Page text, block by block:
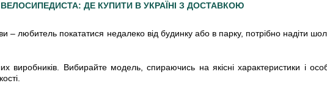
ДЕ КУПИТИ В УКРАЇНІ З ДОСТАВКОЮ
– любитель покататися недалеко від будинку або в парку, потрібно надіти
Вибирайте модель, спираючись на якісні характеристики і